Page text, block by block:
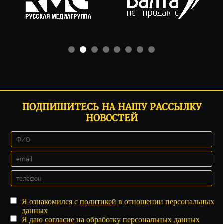
ПОДПИШИТЕСЬ НА НАШУ РАССЫЛКУ
НОВОСТЕЙ
Я ознакомился сполитикой в отношении персональных
данных
Я даюсогласие на обработку персональных данных